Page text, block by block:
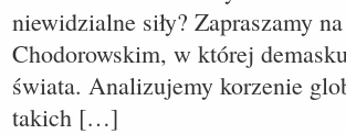
niewidzialne siły? Zapraszamy
Chodorowskim, w której
świata. Analizujemy korzenie
takich […]